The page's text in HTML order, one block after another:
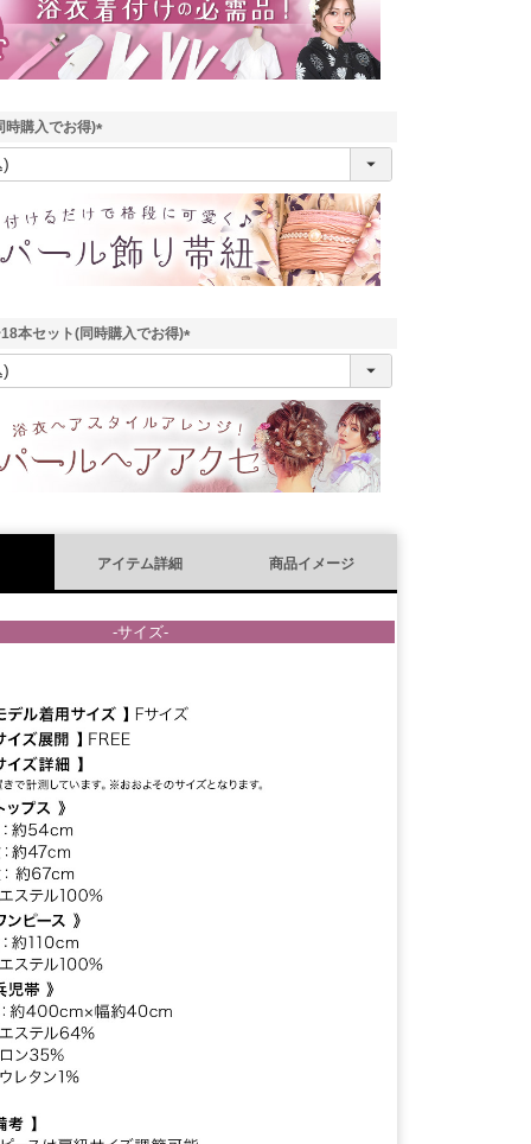
)
時購入でお得)
(
本セット(同時購入でお得)
(
須
)
アイテム詳細 商品イメージ
-サイズ-